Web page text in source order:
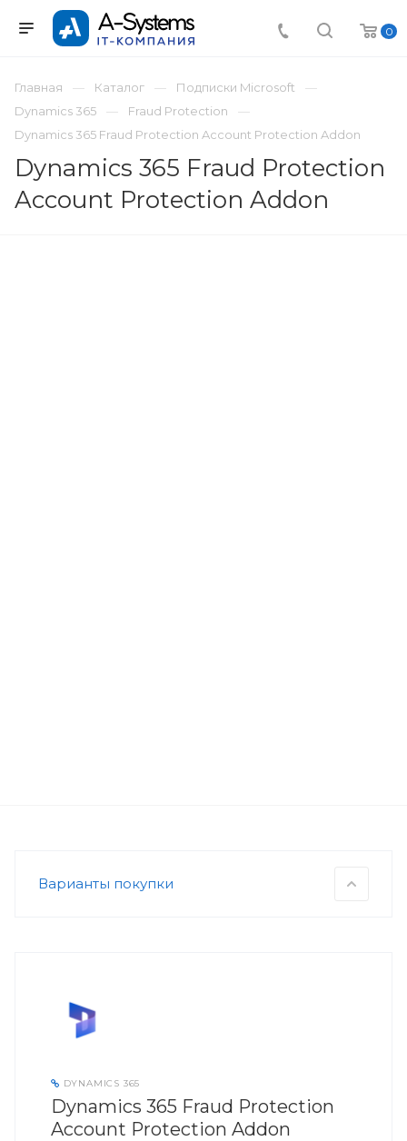
0
Главная Каталог
Подписки Microsoft
Dynamics 365
Fraud Protection
Dynamics 365 Fraud Protection Account Protection Addon
Dynamics 365 Fraud Protection
Account Protection Addon
Варианты покупки
DYNAMICS 365
Dynamics 365 Fraud Protection
Account Protection Addon